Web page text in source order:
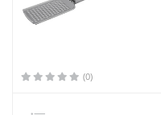
(0)